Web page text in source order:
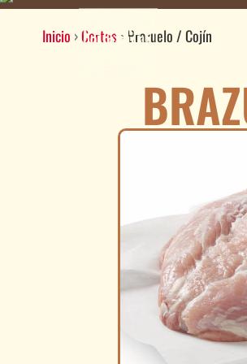
Inicio ›Cortes › Brazuelo / Cojín